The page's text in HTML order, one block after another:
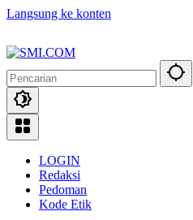
Langsung ke konten
LOGIN
Redaksi
Pedoman
Kode Etik